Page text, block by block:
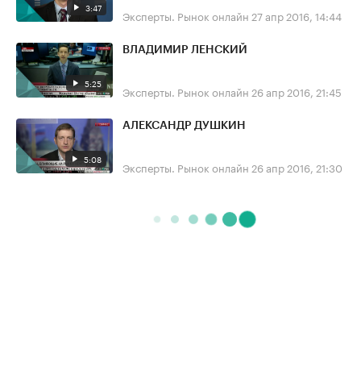
3:47 Эксперты. Рынок онлайн 27 апр 2016, 14:44
5:25
ВЛАДИМИР ЛЕНСКИЙ
Эксперты. Рынок онлайн 26 апр 2016, 21:45
5:08
АЛЕКСАНДР ДУШКИН
Эксперты. Рынок онлайн 26 апр 2016, 21:30